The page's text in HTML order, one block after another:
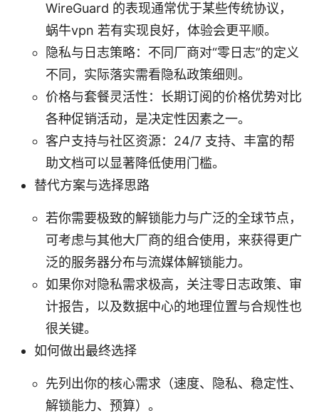
WireGuard 的表现通常优于某些传统协议，
蜗牛vpn 若有实现良好，体验会更平顺。
隐私与日志策略：不同厂商对“零日志”的定义
不同，实际落实需看隐私政策细则。
价格与套餐灵活性：长期订阅的价格优势对比
各种促销活动，是决定性因素之一。
客户支持与社区资源：24/7 支持、丰富的帮
助文档可以显著降低使用门槛。
替代方案与选择思路
若你需要极致的解锁能力与广泛的全球节点，
可考虑与其他大厂商的组合使用，来获得更广
泛的服务器分布与流媒体解锁能力。
如果你对隐私需求极高，关注零日志政策、审
计报告，以及数据中心的地理位置与合规性也
很关键。
如何做出最终选择
先列出你的核心需求（速度、隐私、稳定性、
解锁能力、预算）。